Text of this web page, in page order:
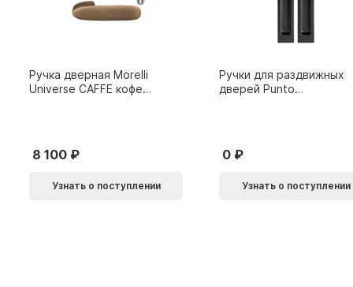
Ручка дверная Morelli
Universe CAFFE кофе
8 100
Узнать о поступлении
Ручки для раздвижных
дверей Punto
0
Узнать о поступлении